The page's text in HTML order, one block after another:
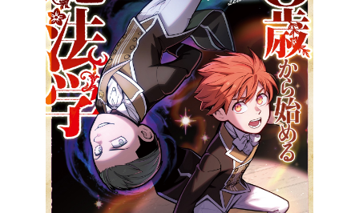
お問い合わせはこちら
オーバーラップノベルス
オーバーラップノベルスf
ロサージュノベルス